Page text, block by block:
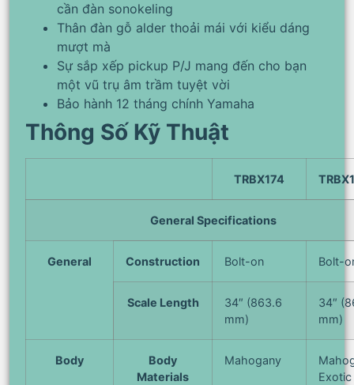
cần đàn sonokeling
Thân đàn gỗ alder thoải mái với kiểu dáng
mượt mà
Sự sắp xếp pickup P/J mang đến cho bạn
một vũ trụ âm trầm tuyệt vời
Bảo hành 12 tháng chính Yamaha
Thông Số Kỹ Thuật
TRBX174
General Specifications
General Construction Bolt-on Bolt-
Scale Length
34″ (863.6
mm)
34″
mm)
Body
Body
Materials
Mahogany